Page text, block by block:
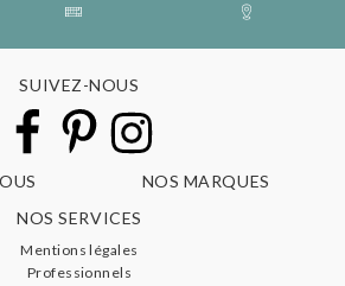
SUIVEZ-NOUS
NOS MARQUES
NOS SERVICES
Mentions légales
Professionnels